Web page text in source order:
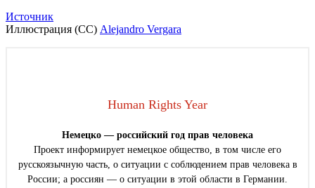
Источник
Иллюстрация (CC) Alejandro Vergara
Human Rights Year
Немецко — российский год прав человека
Проект информирует немецкое общество, в том числе его
русскоязычную часть, о ситуации с соблюдением прав человека в
России; а россиян — о ситуации в этой области в Германии.